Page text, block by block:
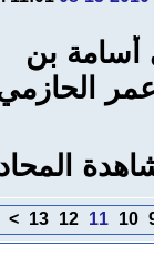
أسامة بن
10
11
12
13
>